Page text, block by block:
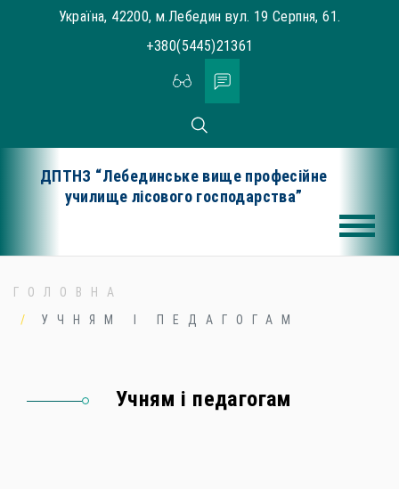
Україна, 42200, м.Лебедин вул. 19 Серпня, 61.
+380(5445)21361
ДПТНЗ “Лебединське вище професійне
училище лісового господарства”
ГОЛОВНА
УЧНЯМ І ПЕДАГОГАМ
Учням і педагогам